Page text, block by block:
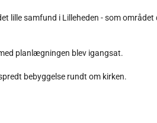
lille samfund i Lilleheden - som området
planlægningen blev igangsat.
bebyggelse rundt om kirken.